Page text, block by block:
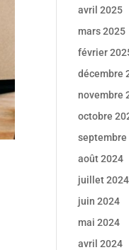
avril 2025
mars 2025
février
décembre
novembre
octobre
septembre
août 2024
juillet 2024
juin 2024
mai 2024
avril 2024